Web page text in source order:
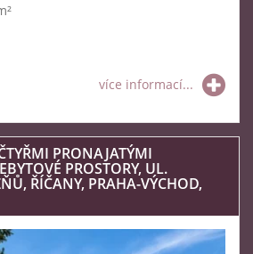
více informací...
PRONAJATÝMI
PROSTORY, UL.
ŘÍČANY, PRAHA-VÝCHOD,